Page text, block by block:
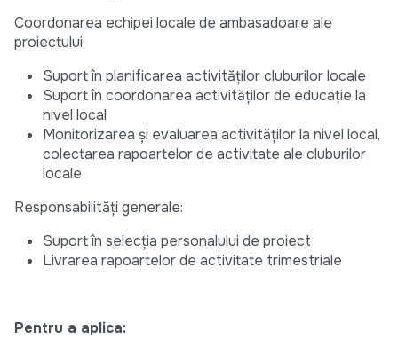
Coordonarea echipei locale de ambasadoare ale
proiectului:
Suport în planificarea activităților cluburilor locale
Suport în coordonarea activităților de educație la
nivel local
Monitorizarea și evaluarea activităților la nivel local,
colectarea rapoartelor de activitate ale cluburilor
locale
Responsabilități generale:
Suport în selecția personalului de proiect
Livrarea rapoartelor de activitate trimestriale
Pentru a aplica: